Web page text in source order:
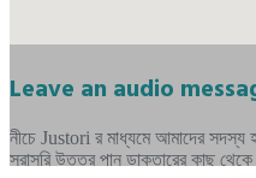
Leave an audio
নীচে Justori র মাধ্যমে আমাদের
সরাসরি উত্তর পান ডাক্তারের কাছ থেকে